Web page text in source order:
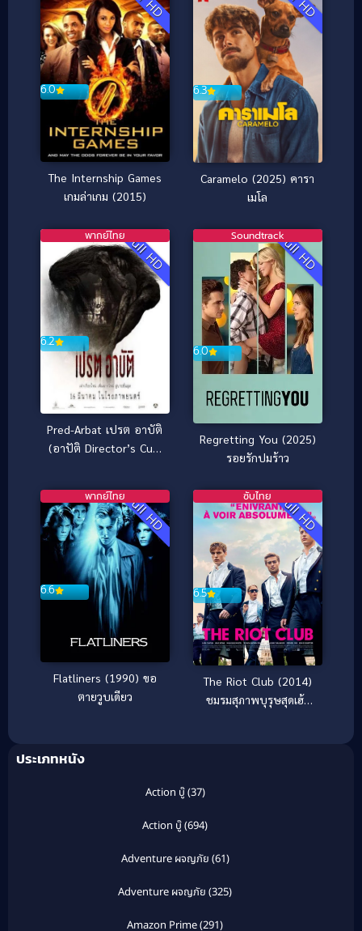
6.0
The Internship Games
เกมล่าเกม (2015)
6.3
Caramelo (2025) คารา
เมโล
Full HD
6.2
พากย์ไทย
Pred-Arbat เปรต อาบัติ
(อาปัติ Director’s Cut)
Full HD
6.0
Soundtrack
Regretting You (2025)
รอยรักปมร้าว
Full HD
6.6
พากย์ไทย
Flatliners (1990) ขอ
ตายวูบเดียว
Full HD
6.5
ซับไทย
The Riot Club (2014)
ชมรมสุภาพบุรุษสุดเฮ้ว
ประเภทหนัง
Action บู๊(37)
Action บู๊(694)
Adventure ผจญภัย (61)
Adventure ผจญภัย (325)
Amazon Prime(291)